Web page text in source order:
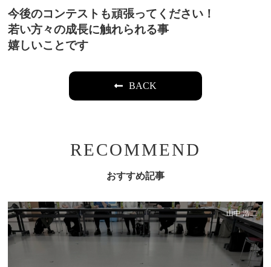
今後のコンテストも頑張ってください！
若い方々の成長に触れられる事
嬉しいことです
BACK
RECOMMEND
おすすめ記事
山中 浩二